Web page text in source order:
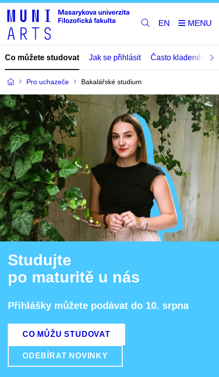
EN
Co můžete studovat Jak se přihlásit Často kladené
Pro uchazeče Bakalářské studium
Studujte
po maturitě u nás
Přihlášky můžete podávat do 10. srpna
CO MŮŽU STUDOVAT
ODEBÍRAT NOVINKY